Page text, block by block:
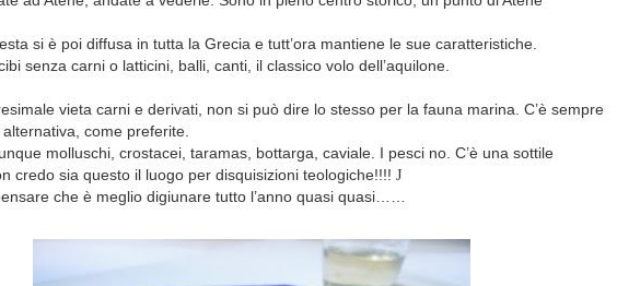
si è poi diffusa in tutta la Grecia e tutt’ora mantiene le sue caratteristiche.
senza carni o latticini, balli, canti, il classico volo dell’aquilone.
vieta carni e derivati, non si può dire lo stesso per la fauna marina. C’è sempre
come preferite.
molluschi, crostacei, taramas, bottarga, caviale. I pesci no. C’è una sottile
credo sia questo il luogo per disquisizioni teologiche!!!! J
che è meglio digiunare tutto l’anno quasi quasi……